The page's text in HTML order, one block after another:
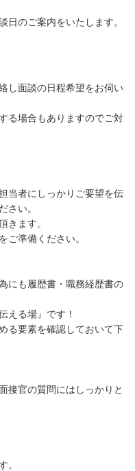
日のご案内をいたします。
し面談の日程希望をお伺い
る場合もありますのでご対
当者にしっかりご要望を伝
さい。
きます。
ご準備ください。
にも履歴書・職務経歴書の
える場』です！
る要素を確認しておいて下
接官の質問にはしっかりと
。